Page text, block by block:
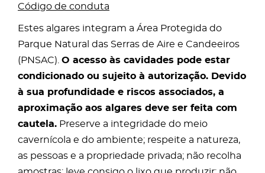
Código de conduta
Estes algares integram a Área Protegida do
Parque Natural das Serras de Aire e Candeeiros
(PNSAC). O acesso às cavidades pode estar
condicionado ou sujeito à autorização. Devido
à sua profundidade e riscos associados, a
aproximação aos algares deve ser feita com
cautela. Preserve a integridade do meio
cavernícola e do ambiente; respeite a natureza,
as pessoas e a propriedade privada; não recolha